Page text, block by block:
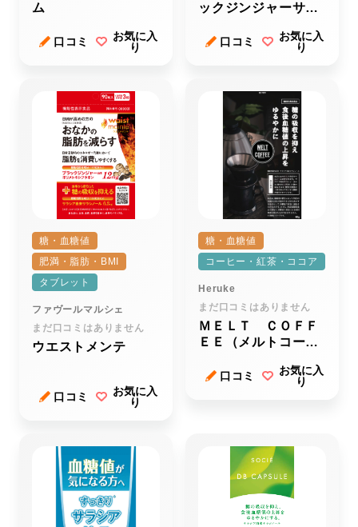
ム
口コミ
お気に入
り
ックジンジャーサラ
口コミ
お気に入
り
糖・血糖値
肥満・脂肪・BMI
タブレット
ファヴールマルシェ
まだ口コミはありません
ウエストメンテ
口コミ
お気に入
り
糖・血糖値
コーヒー・紅茶・ココア
Heruke
まだ口コミはありません
ＭＥＬＴ ＣＯＦＦ
ＥＥ（メルトコーヒ
口コミ
お気に入
り